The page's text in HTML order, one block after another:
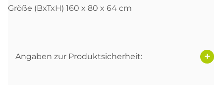
Größe (BxTxH) 160 x 80 x 64 cm
Angaben zur Produktsicherheit: